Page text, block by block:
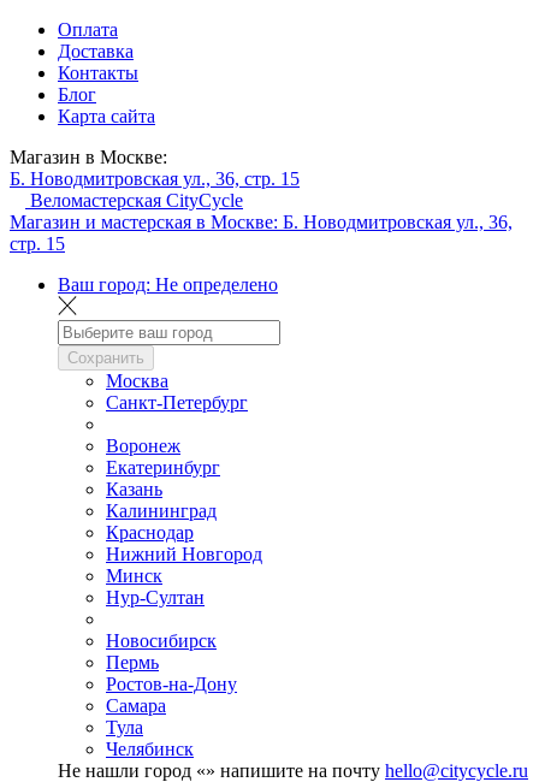
Оплата
Доставка
Контакты
Блог
Карта сайта
Магазин в Москве:
Б. Новодмитровская ул., 36, стр. 15
Веломастерская CityCycle
Магазин и мастерская в Москве: Б. Новодмитровская ул., 36,
стр. 15
Ваш город: Не определено
Сохранить
Москва
Санкт-Петербург
Воронеж
Екатеринбург
Казань
Калининград
Краснодар
Нижний Новгород
Минск
Нур-Султан
Новосибирск
Пермь
Ростов-на-Дону
Самара
Тула
Челябинск
Не нашли город «» напишите на почту hello@citycycle.ru